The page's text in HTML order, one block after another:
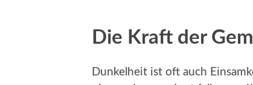
Die Kraft der
Dunkelheit ist oft auch